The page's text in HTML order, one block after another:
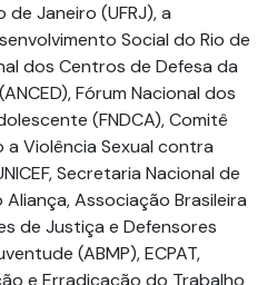
de Janeiro (UFRJ), a
Social do Rio de
dos Centros de Defesa da
Fórum Nacional dos
(FNDCA), Comitê
Violência Sexual contra
Secretaria Nacional de
Associação Brasileira
de Justiça e Defensores
(ABMP), ECPAT,
e Erradicação do Trabalho